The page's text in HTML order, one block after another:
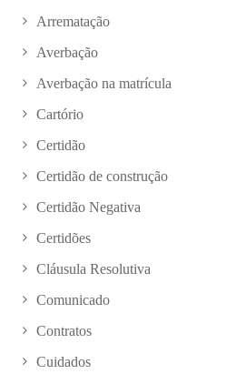
Arrematação
Averbação
Averbação na matrícula
Cartório
Certidão
Certidão de construção
Certidão Negativa
Certidões
Cláusula Resolutiva
Comunicado
Contratos
Cuidados